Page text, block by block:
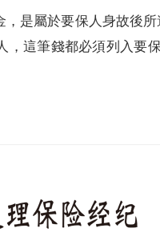
是屬於要保人身故後
，這筆錢都必須列入要